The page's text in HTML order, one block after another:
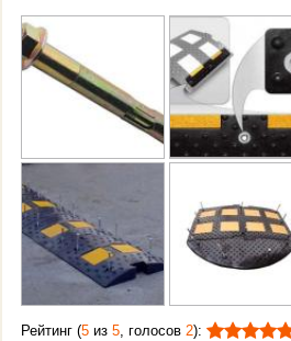
Рейтинг (5из 5, голосов 2):